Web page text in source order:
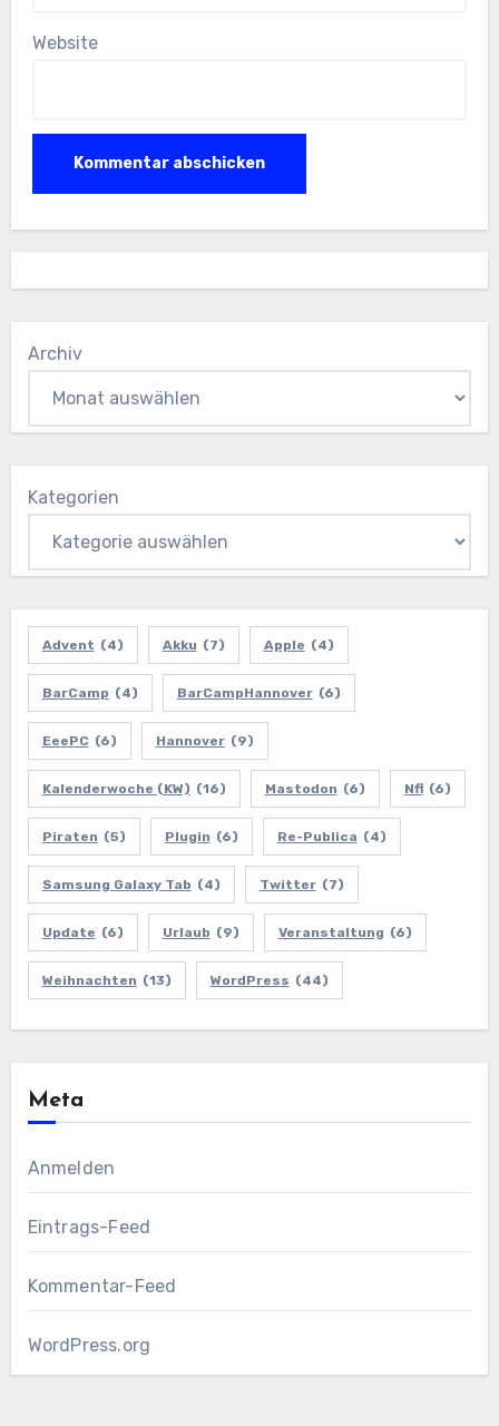
Website
Archiv
Kategorien
Advent (4) Akku (7) Apple (4)
BarCamp (4) BarCampHannover (6)
EeePC (6) Hannover (9)
Kalenderwoche (KW) (16) Mastodon (6) Nfl (6)
Piraten (5) Plugin (6) Re-Publica (4)
Samsung Galaxy Tab (4) Twitter (7)
Update (6) Urlaub (9) Veranstaltung (6)
Weihnachten (13) WordPress (44)
Meta
Anmelden
Eintrags-Feed
Kommentar-Feed
WordPress.org